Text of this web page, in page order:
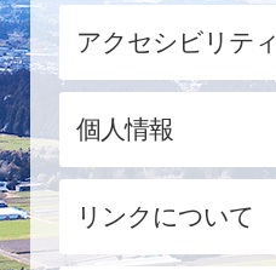
アクセシビリティ
個人情報
リンクについて